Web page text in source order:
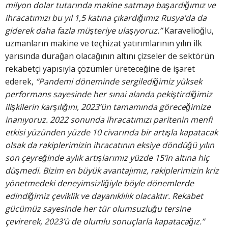
milyon dolar tutarında makine satmayı başardığımız ve
ihracatımızı bu yıl 1,5 katına çıkardığımız Rusya’da da
giderek daha fazla müşteriye ulaşıyoruz.”Karavelioğlu,
uzmanların makine ve teçhizat yatırımlarının yılın ilk
yarısında durağan olacağının altını çizseler de sektörün
rekabetçi yapısıyla çözümler üreteceğine de işaret
ederek, “Pandemi döneminde sergilediğimiz yüksek
performans sayesinde her sınai alanda pekiştirdiğimiz
ilişkilerin karşılığını, 2023’ün tamamında göreceğimize
inanıyoruz. 2022 sonunda ihracatımızı paritenin menfi
etkisi yüzünden yüzde 10 civarında bir artışla kapatacak
olsak da rakiplerimizin ihracatının eksiye döndüğü yılın
son çeyreğinde aylık artışlarımız yüzde 15’in altına hiç
düşmedi. Bizim en büyük avantajımız, rakiplerimizin kriz
yönetmedeki deneyimsizliğiyle böyle dönemlerde
edindiğimiz çeviklik ve dayanıklılık olacaktır. Rekabet
gücümüz sayesinde her tür olumsuzluğu tersine
çevirerek, 2023’ü de olumlu sonuçlarla kapatacağız.”